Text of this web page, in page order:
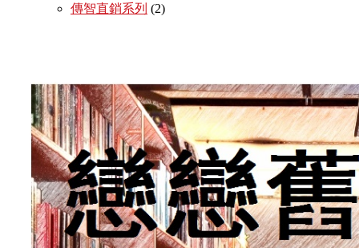
傳智直銷系列 (2)